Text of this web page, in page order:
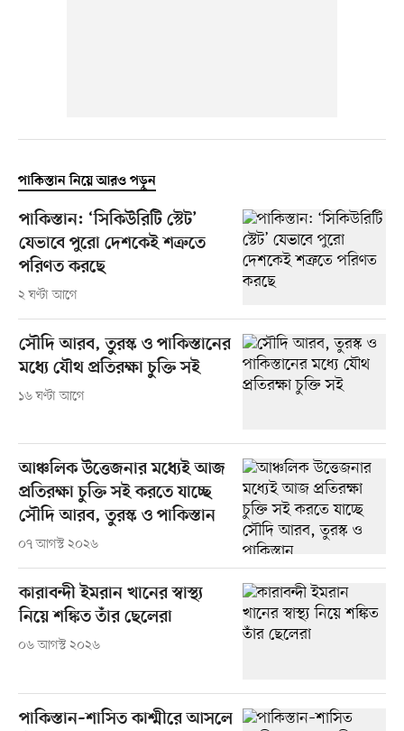
পাকিস্তান নিয়ে আরও পড়ুন
পাকিস্তান: ‘সিকিউরিটি স্টেট’
যেভাবে পুরো দেশকেই শত্রুতে
পরিণত করছে
২ ঘণ্টা আগে
সৌদি আরব, তুরস্ক ও পাকিস্তানের
মধ্যে যৌথ প্রতিরক্ষা চুক্তি সই
১৬ ঘণ্টা আগে
আঞ্চলিক উত্তেজনার মধ্যেই আজ
প্রতিরক্ষা চুক্তি সই করতে যাচ্ছে
সৌদি আরব, তুরস্ক ও পাকিস্তান
০৭ আগস্ট ২০২৬
কারাবন্দী ইমরান খানের স্বাস্থ্য
নিয়ে শঙ্কিত তাঁর ছেলেরা
০৬ আগস্ট ২০২৬
পাকিস্তান–শাসিত কাশ্মীরে আসলে